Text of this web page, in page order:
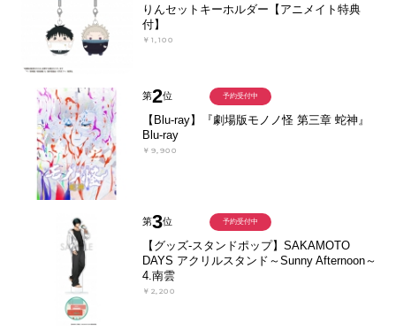
りんセットキーホルダー【アニメイト特典
付】
￥1,100
第2位
【Blu-ray】『劇場版モノノ怪 第三章 蛇神』
Blu-ray
￥9,900
予約受付中
第3位
【グッズ-スタンドポップ】SAKAMOTO
DAYS アクリルスタンド～Sunny Afternoon～
4.南雲
￥2,200
予約受付中